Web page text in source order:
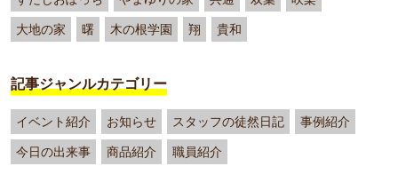
大地の家 曙 木の根学園 翔 貴和
記事ジャンルカテゴリー
イベント紹介 お知らせ スタッフの徒然日記 事例紹介
今日の出来事 商品紹介 職員紹介